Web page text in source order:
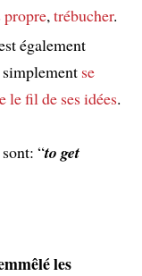
propre, trébucher.
également
se
le fil de ses idées.
“to get
les